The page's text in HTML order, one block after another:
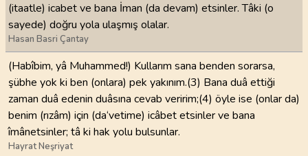
(itaatle) icabet ve bana İman (da devam) etsinler. Tâki (o
sayede) doğru yola ulaşmış olalar.
Hasan Basri Çantay
(Habîbim, yâ Muhammed!) Kullarım sana benden sorarsa,
şübhe yok ki ben (onlara) pek yakınım.(3) Bana duâ ettiği
zaman duâ edenin duâsına cevab veririm;(4) öyle ise (onlar da)
benim (rızâm) için (da‘vetime) icâbet etsinler ve bana
îmânetsinler; tâ ki hak yolu bulsunlar.
Hayrat Neşriyat